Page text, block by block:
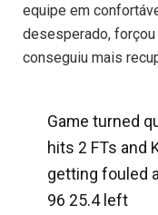
equipe em
desesperado,
conseguiu mais
Game turned
hits 2 FTs and
getting fouled
96 25.4 left